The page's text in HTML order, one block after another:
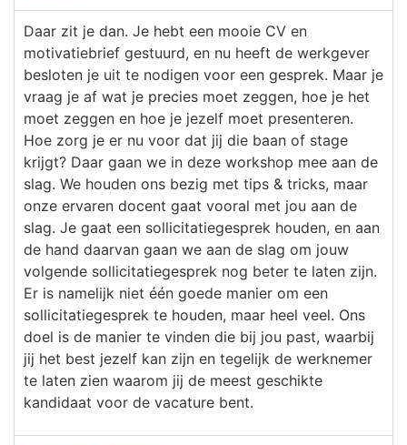
Daar zit je dan. Je hebt een mooie CV en
motivatiebrief gestuurd, en nu heeft de werkgever
besloten je uit te nodigen voor een gesprek. Maar je
vraag je af wat je precies moet zeggen, hoe je het
moet zeggen en hoe je jezelf moet presenteren.
Hoe zorg je er nu voor dat jij die baan of stage
krijgt? Daar gaan we in deze workshop mee aan de
slag. We houden ons bezig met tips & tricks, maar
onze ervaren docent gaat vooral met jou aan de
slag. Je gaat een sollicitatiegesprek houden, en aan
de hand daarvan gaan we aan de slag om jouw
volgende sollicitatiegesprek nog beter te laten zijn.
Er is namelijk niet één goede manier om een
sollicitatiegesprek te houden, maar heel veel. Ons
doel is de manier te vinden die bij jou past, waarbij
jij het best jezelf kan zijn en tegelijk de werknemer
te laten zien waarom jij de meest geschikte
kandidaat voor de vacature bent.